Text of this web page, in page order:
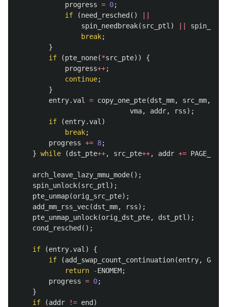
progress = 0;
if
(need_resched ()
spin_needbreak(src_ptl )
break;
}
if
(pte_none(*src_pte))
{
progress++;
continue;
}
entry.val = copy_one_pte(dst_mm, src_mm,
vma, addr, rss);
if
(entry.val )
break;
progress += 8;
} while (dst_pte++, src_pte++, addr += PAGE_SIZE
arch_leave_lazy_mmu_mode();
spin_unlock(src_ptl );
pte_unmap(orig_src_pte);
add_mm_rss_vec(dst_mm, rss);
pte_unmap_unlock(orig_dst_pte, dst_ptl );
cond_resched ();
if (entry.val )
{
if
(add_swap_count_continuation(entry,
return
-ENOMEM;
progress = 0;
}
if
(addr != end )